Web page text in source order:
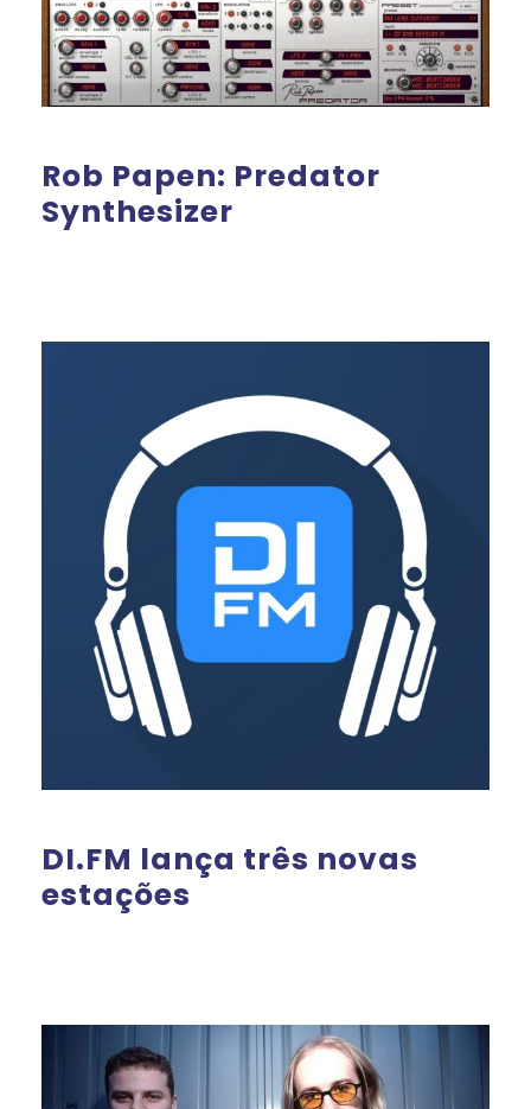
Rob Papen: Predator
Synthesizer
DI.FM lança três novas
estações